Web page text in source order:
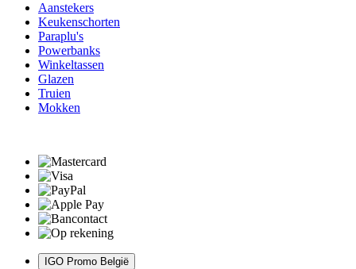
Aanstekers
Keukenschorten
Paraplu's
Powerbanks
Winkeltassen
Glazen
Truien
Mokken
IGO Promo België